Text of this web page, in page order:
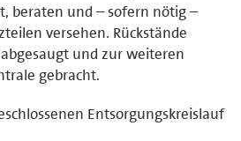
beraten und – sofern nötig –
versehen. Rückstände
und zur weiteren
gebracht.
Entsorgungskreislauf